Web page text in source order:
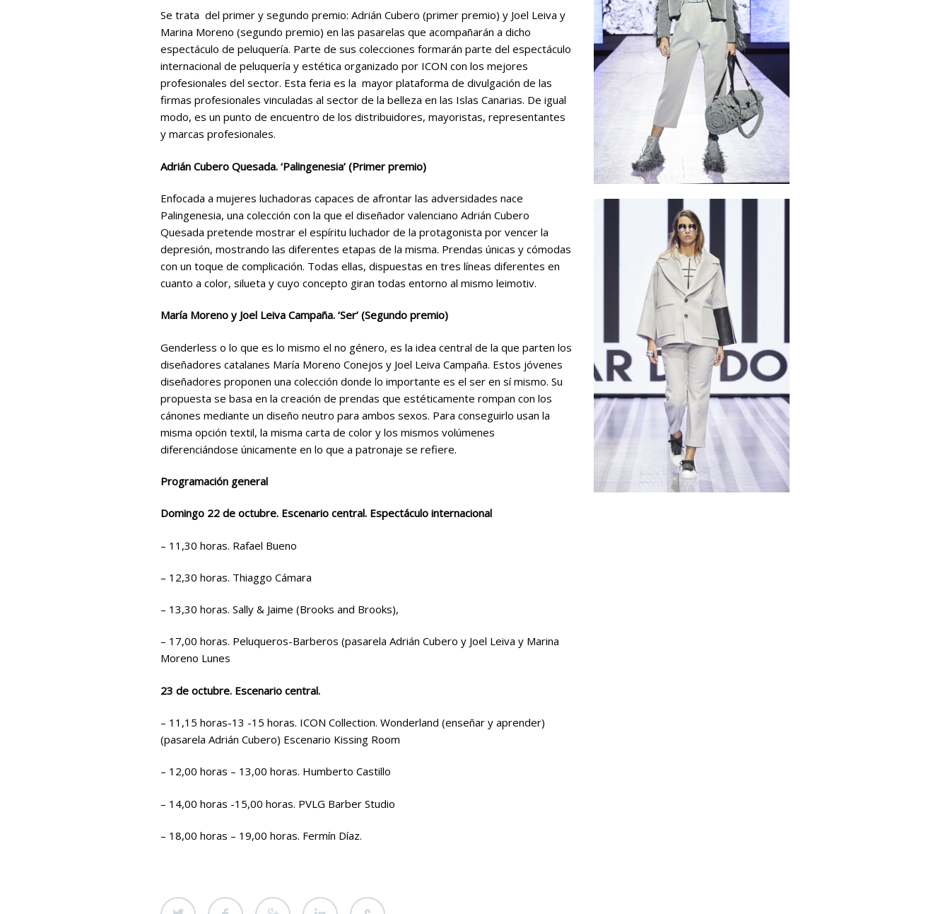
Se trata del primer y segundo premio: Adrián Cubero (primer premio) y Joel Leiva y
Marina Moreno (segundo premio) en las pasarelas que acompañarán a dicho
espectáculo de peluquería. Parte de sus colecciones formarán parte del espectáculo
internacional de peluquería y estética organizado por ICON con los mejores
profesionales del sector. Esta feria es la mayor plataforma de divulgación de las
firmas profesionales vinculadas al sector de la belleza en las Islas Canarias. De igual
modo, es un punto de encuentro de los distribuidores, mayoristas, representantes
y marcas profesionales.
Adrián Cubero Quesada. ‘Palingenesia’ (Primer premio)
Enfocada a mujeres luchadoras capaces de afrontar las adversidades nace
Palingenesia, una colección con la que el diseñador valenciano Adrián Cubero
Quesada pretende mostrar el espíritu luchador de la protagonista por vencer la
depresión, mostrando las diferentes etapas de la misma. Prendas únicas y cómodas
con un toque de complicación. Todas ellas, dispuestas en tres líneas diferentes en
cuanto a color, silueta y cuyo concepto giran todas entorno al mismo leimotiv.
María Moreno y Joel Leiva Campaña. ‘Ser’ (Segundo premio)
Genderless o lo que es lo mismo el no género, es la idea central de la que parten los
diseñadores catalanes María Moreno Conejos y Joel Leiva Campaña. Estos jóvenes
diseñadores proponen una colección donde lo importante es el ser en sí mismo. Su
propuesta se basa en la creación de prendas que estéticamente rompan con los
cánones mediante un diseño neutro para ambos sexos. Para conseguirlo usan la
misma opción textil, la misma carta de color y los mismos volúmenes
diferenciándose únicamente en lo que a patronaje se refiere.
Programación general
Domingo 22 de octubre. Escenario central. Espectáculo internacional
– 11,30 horas. Rafael Bueno
– 12,30 horas. Thiaggo Cámara
– 13,30 horas. Sally & Jaime (Brooks and Brooks),
– 17,00 horas. Peluqueros-Barberos (pasarela Adrián Cubero y Joel Leiva y Marina
Moreno Lunes
23 de octubre. Escenario central.
– 11,15 horas-13 -15 horas. ICON Collection. Wonderland (enseñar y aprender)
(pasarela Adrián Cubero) Escenario Kissing Room
– 12,00 horas – 13,00 horas. Humberto Castillo
– 14,00 horas -15,00 horas. PVLG Barber Studio
– 18,00 horas – 19,00 horas. Fermín Díaz.